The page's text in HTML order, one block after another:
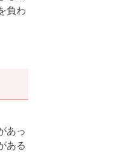
負わ
あっ
ある